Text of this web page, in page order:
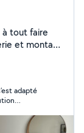
à tout faire
et montage
adapté